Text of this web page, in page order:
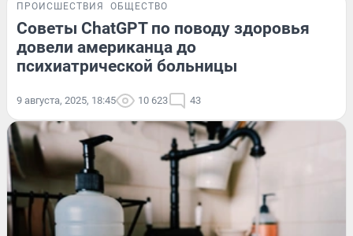
ПРОИСШЕСТВИЯ ОБЩЕСТВО
Советы ChatGPT по поводу здоровья
довели американца до
психиатрической больницы
9 августа, 2025, 18:45 10 623 43